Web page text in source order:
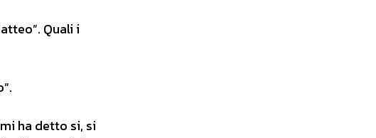
Quali i
ha detto si, si